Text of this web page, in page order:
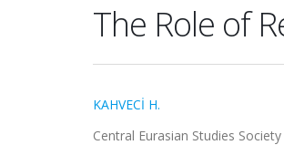
The Role of
KAHVECİ H.
Central Eurasian Studies